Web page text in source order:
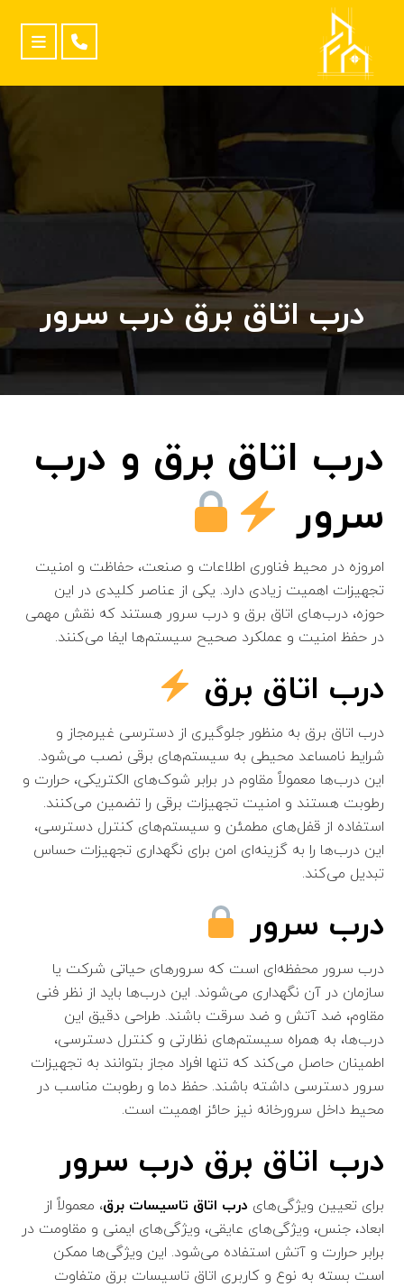
درب اتاق برق درب سرور
درب اتاق برق و درب
سرور
امروزه در محیط‌ فناوری اطلاعات و صنعت، حفاظت و امنیت
تجهیزات اهمیت زیادی دارد. یکی از عناصر کلیدی در این
حوزه، درب‌های اتاق برق و درب سرور هستند که نقش مهمی
در حفظ امنیت و عملکرد صحیح سیستم‌ها ایفا می‌کنند.
درب اتاق برق
درب اتاق برق به منظور جلوگیری از دسترسی غیرمجاز و
شرایط نامساعد محیطی به سیستم‌های برقی نصب می‌شود.
این درب‌ها معمولاً مقاوم در برابر شوک‌های الکتریکی، حرارت و
رطوبت هستند و امنیت تجهیزات برقی را تضمین می‌کنند.
استفاده از قفل‌های مطمئن و سیستم‌های کنترل دسترسی،
این درب‌ها را به گزینه‌ای امن برای نگهداری تجهیزات حساس
تبدیل می‌کند.
درب سرور
درب سرور محفظه‌ای است که سرورهای حیاتی شرکت یا
سازمان در آن نگهداری می‌شوند. این درب‌ها باید از نظر فنی
مقاوم، ضد آتش و ضد سرقت باشند. طراحی دقیق این
درب‌ها، به همراه سیستم‌های نظارتی و کنترل دسترسی،
اطمینان حاصل می‌کند که تنها افراد مجاز بتوانند به تجهیزات
سرور دسترسی داشته باشند. حفظ دما و رطوبت مناسب در
محیط داخل سرورخانه نیز حائز اهمیت است.
درب اتاق برق درب سرور
برای تعیین ویژگی‌های درب اتاق تاسیسات برق، معمولاً از
ابعاد، جنس، ویژگی‌های عایقی، ویژگی‌های ایمنی و مقاومت در
برابر حرارت و آتش استفاده می‌شود. این ویژگی‌ها ممکن
است بسته به نوع و کاربری اتاق تاسیسات برق متفاوت